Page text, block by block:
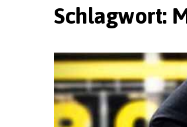
Schlagwort: